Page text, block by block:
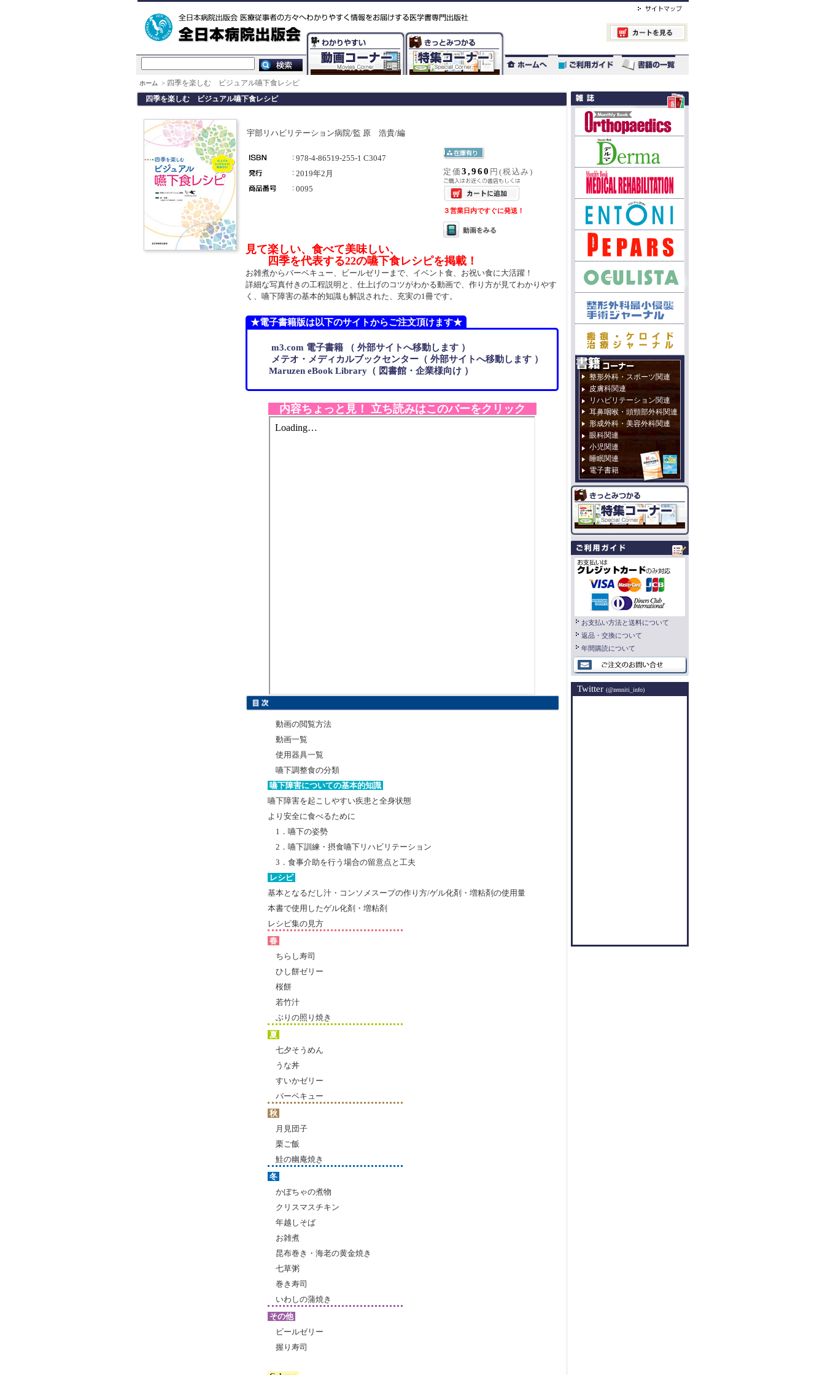
ホーム > 四季を楽しむ ビジュアル嚥下食レシピ
四季を楽しむ ビジュアル嚥下食レシピ
宇部リハビリテーション病院/監 原 浩貴/編
978-4-86519-255-1 C3047
2019年2月
0095
定価 3,960 円(税込み)
３営業日内ですぐに発送！
見て楽しい、食べて美味しい、
四季を代表する22の嚥下食レシピを掲載！
お雑煮からバーベキュー、ビールゼリーまで、イベント食、お祝い食に大活躍！
詳細な写真付きの工程説明と、仕上げのコツがわかる動画で、作り方が見てわかりやす
く、嚥下障害の基本的知識も解説された、充実の1冊です。
★電子書籍版は以下のサイトからご注文頂けます★
m3.com 電子書籍 （ 外部サイトへ移動します ）
メテオ・メディカルブックセンター（ 外部サイトへ移動します ）
Maruzen eBook Library（ 図書館・企業様向け ）
内容ちょっと見！ 立ち読みはこのバーをクリック
動画の閲覧方法
動画一覧
使用器具一覧
嚥下調整食の分類
嚥下障害についての基本的知識
嚥下障害を起こしやすい疾患と全身状態
より安全に食べるために
1．嚥下の姿勢
2．嚥下訓練・摂食嚥下リハビリテーション
3．食事介助を行う場合の留意点と工夫
レシピ
基本となるだし汁・コンソメスープの作り方/ゲル化剤・増粘剤の使用量
本書で使用したゲル化剤・増粘剤
レシピ集の見方
春
ちらし寿司
ひし餅ゼリー
桜餅
若竹汁
ぶりの照り焼き
夏
七夕そうめん
うな丼
すいかゼリー
バーベキュー
秋
月見団子
栗ご飯
鮭の幽庵焼き
冬
かぼちゃの煮物
クリスマスチキン
年越しそば
お雑煮
昆布巻き・海老の黄金焼き
七草粥
巻き寿司
いわしの蒲焼き
その他
ビールゼリー
握り寿司
整形外科・スポーツ関連
皮膚科関連
リハビリテーション関連
耳鼻咽喉・頭頸部外科関連
形成外科・美容外科関連
眼科関連
小児関連
睡眠関連
電子書籍
お支払い方法と送料について
返品・交換について
年間購読について
Twitter (@zenniti_info)